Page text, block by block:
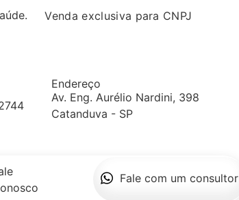
Venda exclusiva para CNPJ
Endereço
Av. Eng. Aurélio Nardini, 398
Catanduva - SP
Fale com um consultor